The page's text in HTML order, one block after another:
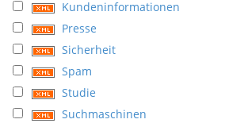
Kundeninformationen
Presse
Sicherheit
Spam
Studie
Suchmaschinen